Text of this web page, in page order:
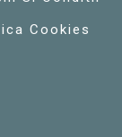
Cookies